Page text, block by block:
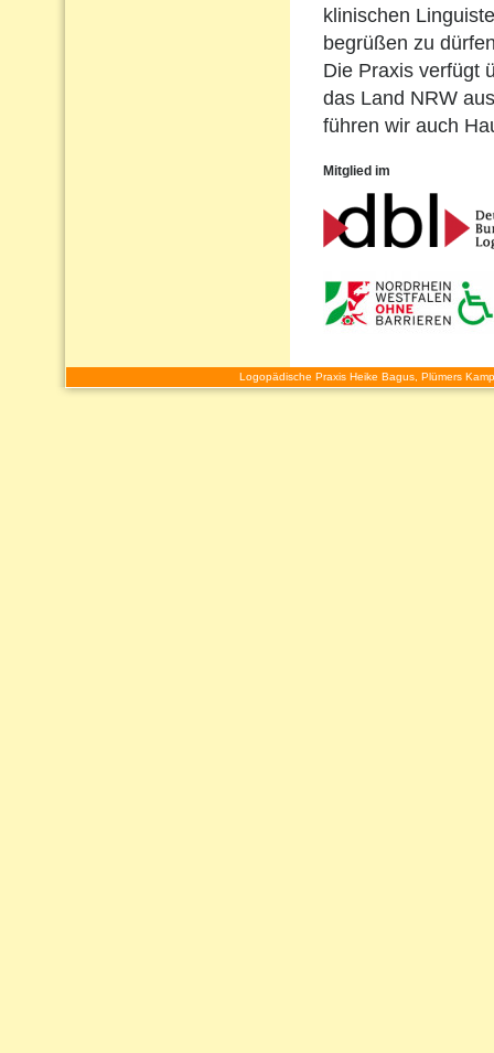
klinischen
begrüßen zu
Die Praxis verfügt
das Land NRW
führen wir auch
Mitglied im
Logopädische Praxis Heike Bagus, Plümers